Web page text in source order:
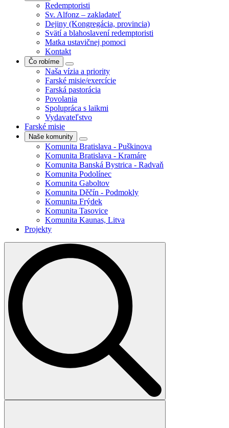
Redemptoristi
Sv. Alfonz – zakladateľ
Dejiny (Kongregácia, provincia)
Svätí a blahoslavení redemptoristi
Matka ustavičnej pomoci
Kontakt
Čo robíme
Naša vízia a priority
Farské misie/exercície
Farská pastorácia
Povolania
Spolupráca s laikmi
Vydavateľstvo
Farské misie
Naše komunity
Komunita Bratislava - Puškinova
Komunita Bratislava - Kramáre
Komunita Banská Bystrica - Radvaň
Komunita Podolínec
Komunita Gaboltov
Komunita Děčín - Podmokly
Komunita Frýdek
Komunita Tasovice
Komunita Kaunas, Litva
Projekty
Search